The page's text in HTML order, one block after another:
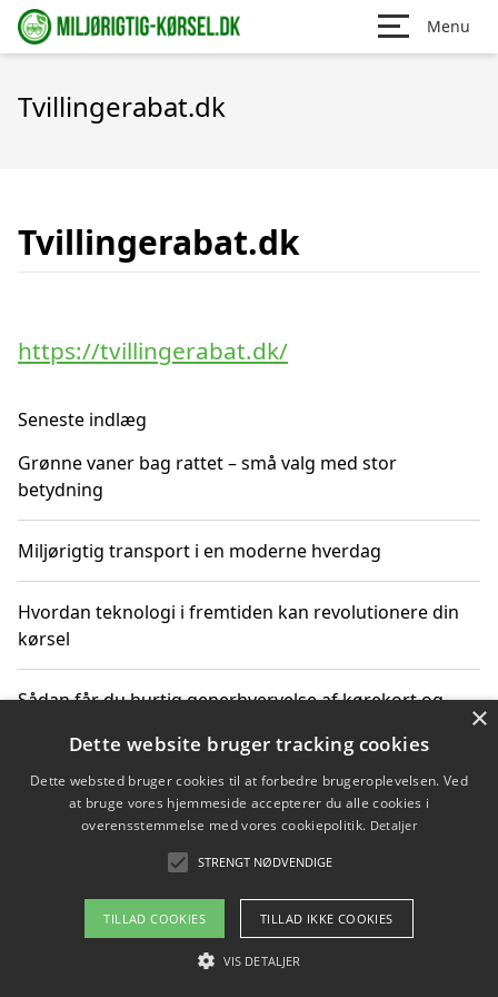
Menu
Tvillingerabat.dk
Tvillingerabat.dk
https://tvillingerabat.dk/
Seneste indlæg
Grønne vaner bag rattet – små valg med stor
betydning
Miljørigtig transport i en moderne hverdag
Hvordan teknologi i fremtiden kan revolutionere din
kørsel
Sådan får du hurtig generhvervelse af kørekort og
Sådan lærer du miljørigtig kørsel hos en køreskole i
Gentofte
Copyright 2026 - Pilanto Aps
Om / kontakt
×
Dette website bruger tracking cookies
Dette websted bruger cookies til at forbedre brugeroplevelsen. Ved
at bruge vores hjemmeside accepterer du alle cookies i
overensstemmelse med vores cookiepolitik. Detaljer
STRENGT NØDVENDIGE
TILLAD COOKIES TILLAD IKKE COOKIES
VIS DETALJER